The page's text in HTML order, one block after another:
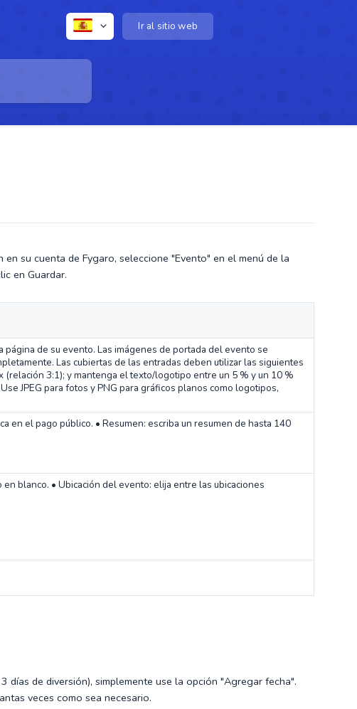
Ir al sitio web
su cuenta de Fygaro, seleccione "Evento" en el menú de la
en Guardar.
de su evento. Las imágenes de portada del evento se
Las cubiertas de las entradas deben utilizar las siguientes
3:1); y mantenga el texto/logotipo entre un 5 % y un 10 %
JPEG para fotos y PNG para gráficos planos como logotipos,
en el pago público. • Resumen: escriba un resumen de hasta 140
blanco. • Ubicación del evento: elija entre las ubicaciones
días de diversión), simplemente use la opción "Agregar fecha".
veces como sea necesario.